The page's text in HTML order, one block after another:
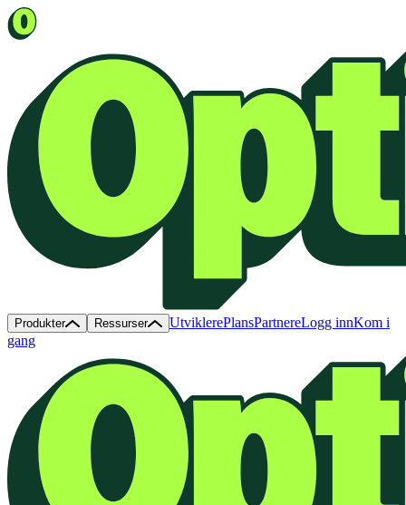
Produkter Ressurser UtviklerePlansPartnereLogg innKom i
gang